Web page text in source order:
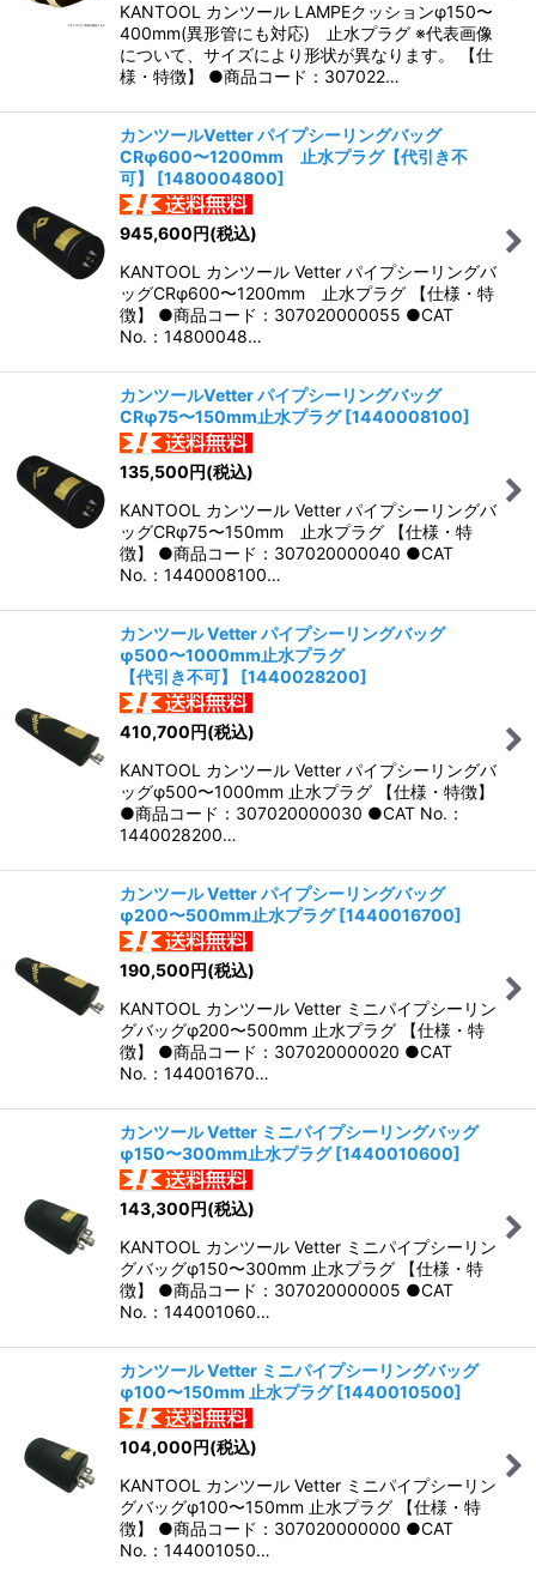
KANTOOL カンツール LAMPEクッションφ150〜
400mm(異形管にも対応) 止水プラグ ※代表画像
について、サイズにより形状が異なります。 【仕
様・特徴】 ●商品コード：307022…
カンツールVetter パイプシーリングバッグ
CRφ600〜1200mm 止水プラグ【代引き不
可】
[1480004800]
945,600円(税込)
KANTOOL カンツール Vetter パイプシーリングバ
ッグCRφ600〜1200mm 止水プラグ 【仕様・特
徴】 ●商品コード：307020000055 ●CAT
No.：14800048…
カンツールVetter パイプシーリングバッグ
CRφ75〜150mm止水プラグ [1440008100]
135,500円(税込)
KANTOOL カンツール Vetter パイプシーリングバ
ッグCRφ75〜150mm 止水プラグ 【仕様・特
徴】 ●商品コード：307020000040 ●CAT
No.：1440008100…
カンツール Vetter パイプシーリングバッグ
φ500〜1000mm止水プラグ
【代引き不可】
[1440028200]
410,700円(税込)
KANTOOL カンツール Vetter パイプシーリングバ
ッグφ500〜1000mm 止水プラグ 【仕様・特徴】
●商品コード：307020000030 ●CAT No.：
1440028200…
カンツール Vetter パイプシーリングバッグ
φ200〜500mm止水プラグ [1440016700]
190,500円(税込)
KANTOOL カンツール Vetter ミニパイプシーリン
グバッグφ200〜500mm 止水プラグ 【仕様・特
徴】 ●商品コード：307020000020 ●CAT
No.：144001670…
カンツール Vetter ミニパイプシーリングバッグ
φ150〜300mm止水プラグ [1440010600]
143,300円(税込)
KANTOOL カンツール Vetter ミニパイプシーリン
グバッグφ150〜300mm 止水プラグ 【仕様・特
徴】 ●商品コード：307020000005 ●CAT
No.：144001060…
カンツール Vetter ミニパイプシーリングバッグ
φ100〜150mm 止水プラグ [1440010500]
104,000円(税込)
KANTOOL カンツール Vetter ミニパイプシーリン
グバッグφ100〜150mm 止水プラグ 【仕様・特
徴】 ●商品コード：307020000000 ●CAT
No.：144001050…